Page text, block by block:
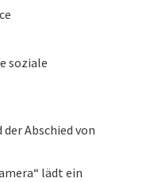
soziale
Abschied von
lädt ein